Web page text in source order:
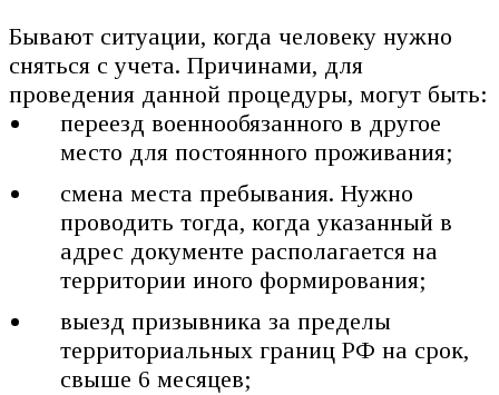
Бывают ситуации, когда человеку нужно
сняться с учета. Причинами, для
проведения данной процедуры, могут быть:
переезд военнообязанного в другое
место для постоянного проживания;
смена места пребывания. Нужно
проводить тогда, когда указанный в
адрес документе располагается на
территории иного формирования;
выезд призывника за пределы
территориальных границ РФ на срок,
свыше 6 месяцев;